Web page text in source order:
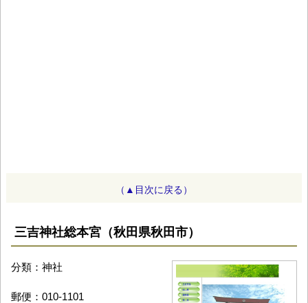
（▲目次に戻る）
三吉神社総本宮（秋田県秋田市）
分類：神社
郵便：010-1101